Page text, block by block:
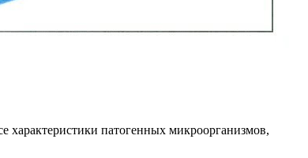
характеристики патогенных микроорганизмов,